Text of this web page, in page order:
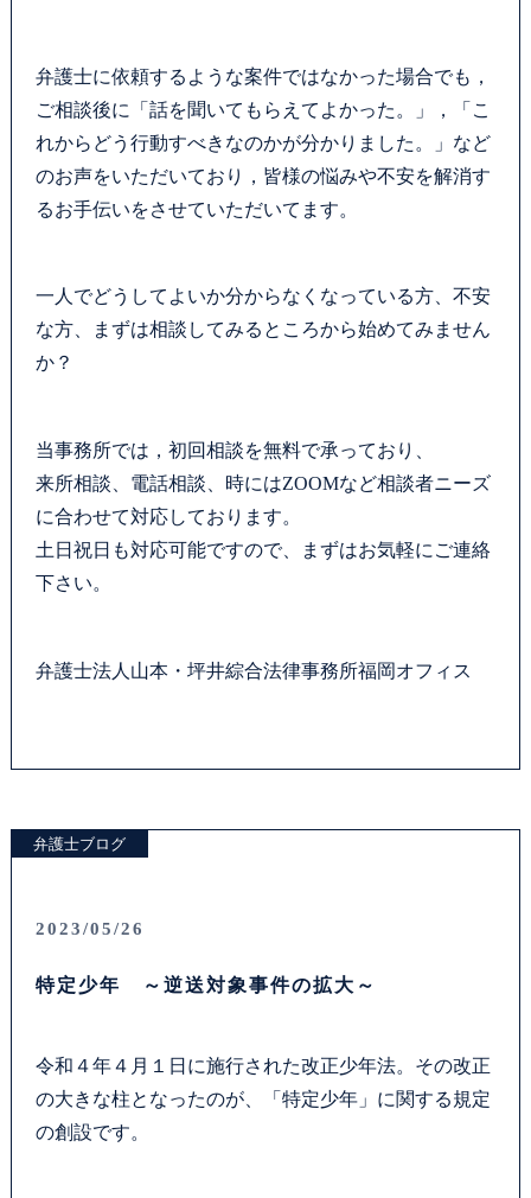
法律相談継続サポートプラン
よくあるご質問
リモート相談
お知らせ
サマークラーク・ウィンタークラーク募集
お問い合わせフォーム
弁護士に依頼するような案件ではなかった場合でも，
ご相談後に「話を聞いてもらえてよかった。」，「こ
れからどう行動すべきなのかが分かりました。」など
のお声をいただいており，皆様の悩みや不安を解消す
るお手伝いをさせていただいてます。
一人でどうしてよいか分からなくなっている方、不安
な方、まずは相談してみるところから始めてみません
か？
当事務所では，初回相談を無料で承っており、
来所相談、電話相談、時にはZOOMなど相談者ニーズ
に合わせて対応しております。
土日祝日も対応可能ですので、まずはお気軽にご連絡
下さい。
弁護士法人山本・坪井綜合法律事務所福岡オフィス
弁護士ブログ
2023/05/26
特定少年 ～逆送対象事件の拡大～
令和４年４月１日に施行された改正少年法。その改正
の大きな柱となったのが、「特定少年」に関する規定
の創設です。